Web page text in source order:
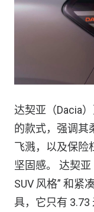
达契亚（Dacia
的款式，强调其
飞溅，以及保险
坚固感。 达契
SUV 风格” 和紧
具，它只有 3.73